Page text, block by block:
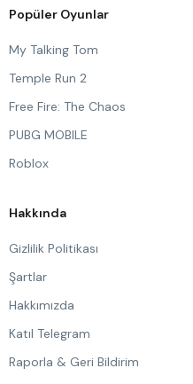
Popüler Oyunlar
My Talking Tom
Temple Run 2
Free Fire: The Chaos
PUBG MOBILE
Roblox
Hakkında
Gizlilik Politikası
Şartlar
Hakkımızda
Katıl Telegram
Raporla & Geri Bildirim